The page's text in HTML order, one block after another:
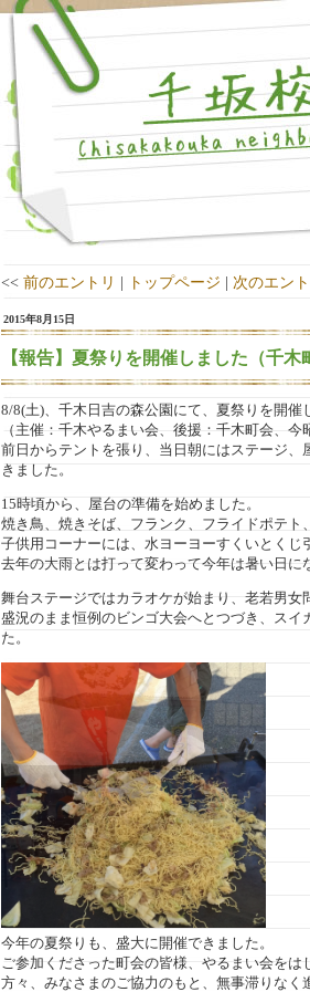
<<前のエントリ | トップページ | 次のエン
2015年8月15日
【報告】夏祭りを開催しました（千木
8/8(土)、千木日吉の森公園にて、夏祭りを開催
（主催：千木やるまい会、後援：千木町会、今
前日からテントを張り、当日朝にはステージ
きました。
15時頃から、屋台の準備を始めました。
焼き鳥、焼きそば、フランク、フライドポテト
子供用コーナーには、水ヨーヨーすくいとくじ
去年の大雨とは打って変わって今年は暑い日に
舞台ステージではカラオケが始まり、老若男女
盛況のまま恒例のビンゴ大会へとつづき、ス
た。
今年の夏祭りも、盛大に開催できました。
ご参加くださった町会の皆様、やるまい会を
方々、みなさまのご協力のもと、無事滞りな